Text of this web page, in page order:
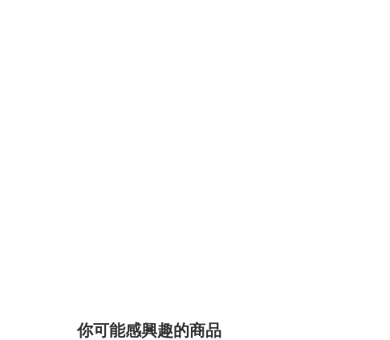
你可能感興趣的商品